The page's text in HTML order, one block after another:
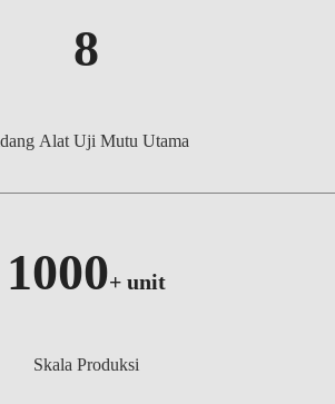
8
Alat Uji Mutu Utama
1000+ unit
Skala Produksi